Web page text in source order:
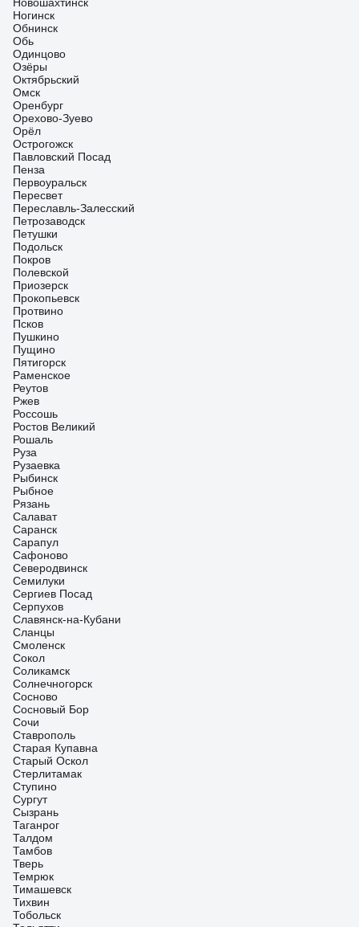
Ногинск
Обнинск
Обь
Одинцово
Озёры
Октябрьский
Омск
Оренбург
Орехово-Зуево
Орёл
Острогожск
Павловский Посад
Пенза
Первоуральск
Пересвет
Переславль-Залесский
Петрозаводск
Петушки
Подольск
Покров
Полевской
Приозерск
Прокопьевск
Протвино
Псков
Пушкино
Пущино
Пятигорск
Раменское
Реутов
Ржев
Россошь
Ростов Великий
Рошаль
Руза
Рузаевка
Рыбинск
Рыбное
Рязань
Салават
Саранск
Сарапул
Сафоново
Северодвинск
Семилуки
Сергиев Посад
Серпухов
Славянск-на-Кубани
Сланцы
Смоленск
Сокол
Соликамск
Солнечногорск
Сосново
Сосновый Бор
Сочи
Ставрополь
Старая Купавна
Старый Оскол
Стерлитамак
Ступино
Сургут
Сызрань
Таганрог
Талдом
Тамбов
Тверь
Темрюк
Тимашевск
Тихвин
Тобольск